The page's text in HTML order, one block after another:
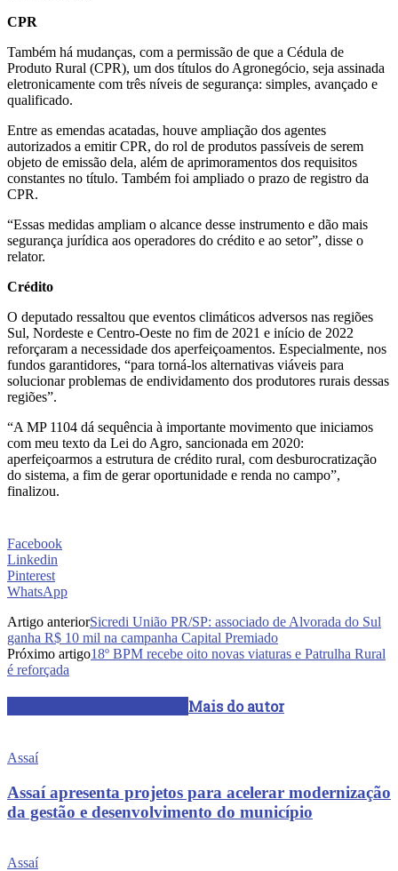
CPR
Também há mudanças, com a permissão de que a Cédula de
Produto Rural (CPR), um dos títulos do Agronegócio, seja assinada
eletronicamente com três níveis de segurança: simples, avançado e
qualificado.
Entre as emendas acatadas, houve ampliação dos agentes
autorizados a emitir CPR, do rol de produtos passíveis de serem
objeto de emissão dela, além de aprimoramentos dos requisitos
constantes no título. Também foi ampliado o prazo de registro da
CPR.
“Essas medidas ampliam o alcance desse instrumento e dão mais
segurança jurídica aos operadores do crédito e ao setor”, disse o
relator.
Crédito
O deputado ressaltou que eventos climáticos adversos nas regiões
Sul, Nordeste e Centro-Oeste no fim de 2021 e início de 2022
reforçaram a necessidade dos aperfeiçoamentos. Especialmente, nos
fundos garantidores, “para torná-los alternativas viáveis para
solucionar problemas de endividamento dos produtores rurais dessas
regiões”.
“A MP 1104 dá sequência à importante movimento que iniciamos
com meu texto da Lei do Agro, sancionada em 2020:
aperfeiçoarmos a estrutura de crédito rural, com desburocratização
do sistema, a fim de gerar oportunidade e renda no campo”,
finalizou.
Facebook
Linkedin
Pinterest
WhatsApp
Artigo anteriorSicredi União PR/SP: associado de Alvorada do Sul
ganha R$ 10 mil na campanha Capital Premiado
Próximo artigo18º BPM recebe oito novas viaturas e Patrulha Rural
é reforçada
Mais do autor
Assaí
Assaí apresenta projetos para acelerar modernização
da gestão e desenvolvimento do município
Assaí